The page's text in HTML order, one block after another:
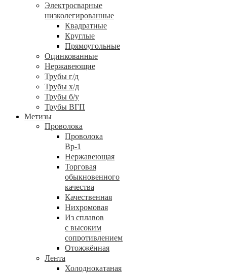
Электросварные
низколегированные
Квадратные
Круглые
Прямоугольные
Оцинкованные
Нержавеющие
Трубы г/д
Трубы х/д
Трубы б/у
Трубы ВГП
Метизы
Проволока
Проволока
Вр-1
Нержавеющая
Торговая
обыкновенного
качества
Качественная
Нихромовая
Из сплавов
с высоким
сопротивлением
Отожжённая
Лента
Холоднокатаная